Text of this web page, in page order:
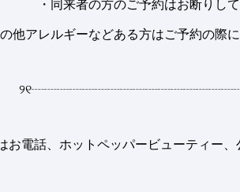
・同来者の方のご予約はお断りして
の他アレルギーなどある方はご予約の際
୨୧
お電話、ホットペッパービューティー